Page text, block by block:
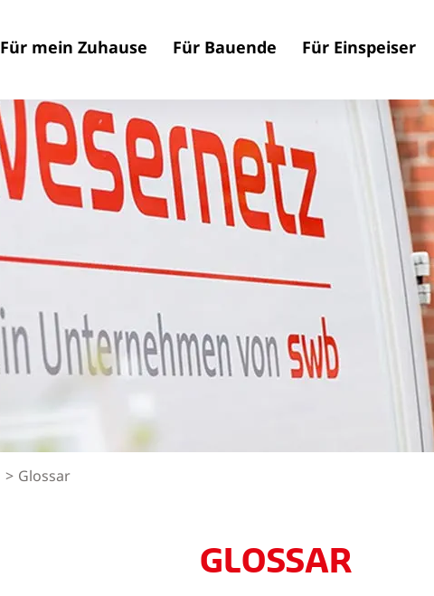
Für mein Zuhause Für Bauende Für Einspeiser
Glossar
GLOSSAR